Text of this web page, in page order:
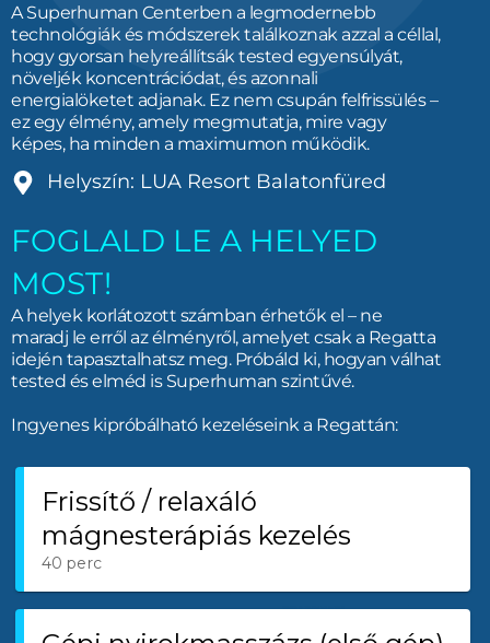
A Superhuman Centerben a legmodernebb
technológiák és módszerek találkoznak azzal a céllal,
hogy gyorsan helyreállítsák tested egyensúlyát,
növeljék koncentrációdat, és azonnali
energialöketet adjanak. Ez nem csupán felfrissülés –
ez egy élmény, amely megmutatja, mire vagy
képes, ha minden a maximumon működik.
Helyszín: LUA Resort Balatonfüred
FOGLALD LE A HELYED
MOST!
A helyek korlátozott számban érhetők el – ne
maradj le erről az élményről, amelyet csak a Regatta
idején tapasztalhatsz meg. Próbáld ki, hogyan válhat
tested és elméd is Superhuman szintűvé.
Ingyenes kipróbálható kezeléseink a Regattán: